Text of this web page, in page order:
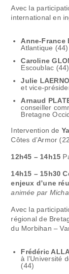
Avec la
international en
Anne-France
Atlantique (44)
Caroline
Escoublac (44)
Julie
et vice-
Arnaud
conseiller
Bretagne
Intervention de
Côtes d’Armor
12h45 – 14h15
14h15 – 15h30
enjeux d’une
animée par
Avec la
régional de
du Morbihan –
Frédéric
à l’Université
(44)